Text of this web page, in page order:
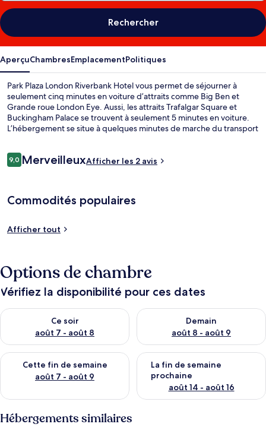
Rechercher
AperçuChambresEmplacementPolitiques
Park Plaza London Riverbank Hotel vous permet de séjourner à
seulement cinq minutes en voiture d’attraits comme Big Ben et
Grande roue London Eye. Aussi, les attraits Trafalgar Square et
Buckingham Palace se trouvent à seulement 5 minutes en voiture.
L’hébergement se situe à quelques minutes de marche du transport
Avis
9,09,0 sur 10 –
MerveilleuxAfficher les 2 avis
Commodités populaires
Afficher tout
Options de chambre
Vérifiez la disponibilité pour ces dates
Ce soir
août 7 - août 8
Vérifier la disponibilité pour ce soir août 7 - août 8
Demain
août 8 - août 9
Vérifier la disponibilité pour
Cette fin de semaine
août 7 - août 9
Vérifier la disponibilité pour cette fin de semaine août 7 -
La fin de semaine
prochaine
août 14 - août 16
Vérifier la disponibilité pour
Hébergements similaires